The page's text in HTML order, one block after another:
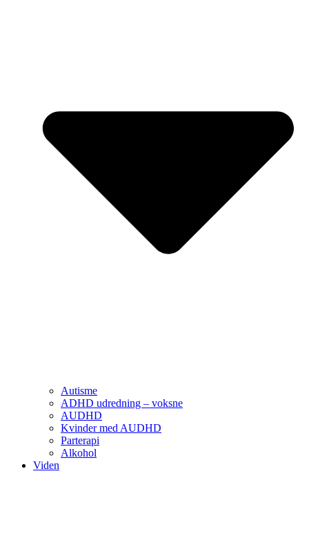
Autisme
ADHD udredning – voksne
AUDHD
Kvinder med AUDHD
Parterapi
Alkohol
Viden